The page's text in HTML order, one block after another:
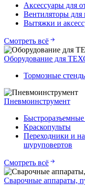
Аксессуары для
Вентиляторы
Вытяжки и
Смотреть всё
Оборудование для
Тормозные
Пневмоинструмент
Краскопульты
Переходники и
шуруповертов
Смотреть всё
Сварочные аппараты,